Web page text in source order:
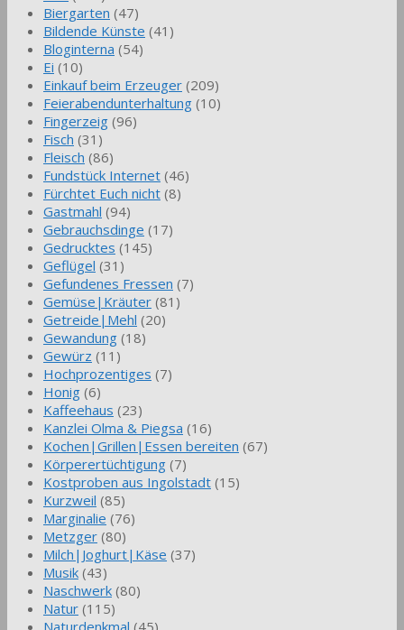
Biergarten (47)
Bildende Künste (41)
Bloginterna (54)
Ei (10)
Einkauf beim Erzeuger (209)
Feierabendunterhaltung (10)
Fingerzeig (96)
Fisch (31)
Fleisch (86)
Fundstück Internet (46)
Fürchtet Euch nicht (8)
Gastmahl (94)
Gebrauchsdinge (17)
Gedrucktes (145)
Geflügel (31)
Gefundenes Fressen (7)
Gemüse|Kräuter (81)
Getreide|Mehl (20)
Gewandung (18)
Gewürz (11)
Hochprozentiges (7)
Honig (6)
Kaffeehaus (23)
Kanzlei Olma & Piegsa (16)
Kochen|Grillen|Essen bereiten (67)
Körperertüchtigung (7)
Kostproben aus Ingolstadt (15)
Kurzweil (85)
Marginalie (76)
Metzger (80)
Milch|Joghurt|Käse (37)
Musik (43)
Naschwerk (80)
Natur (115)
Naturdenkmal (45)